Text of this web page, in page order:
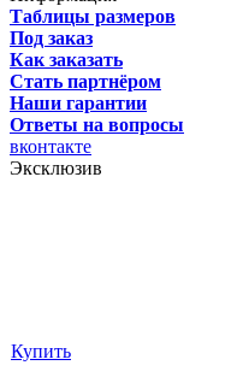
Таблицы размеров
Под заказ
Как заказать
Стать партнёром
Наши гарантии
Ответы на вопросы
вконтакте
Эксклюзив
Купить